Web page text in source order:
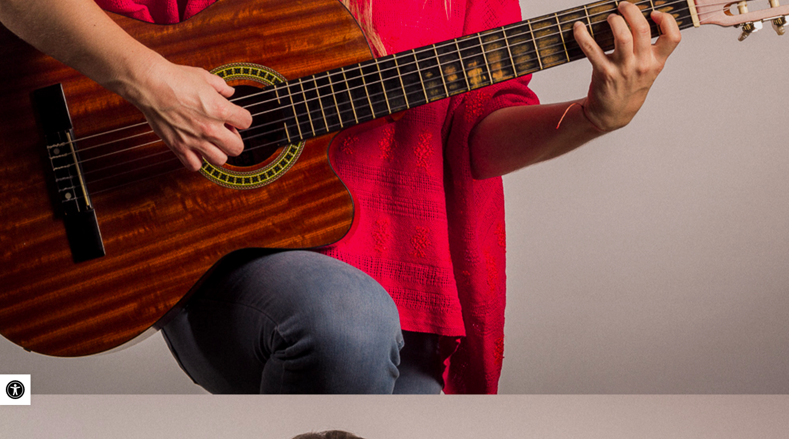
Ouvrir la barre d’outils